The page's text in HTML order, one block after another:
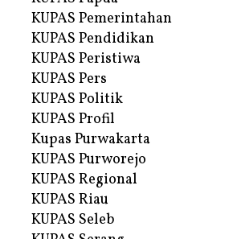
KUPAS Pemerintahan
KUPAS Pendidikan
KUPAS Peristiwa
KUPAS Pers
KUPAS Politik
KUPAS Profil
Kupas Purwakarta
KUPAS Purworejo
KUPAS Regional
KUPAS Riau
KUPAS Seleb